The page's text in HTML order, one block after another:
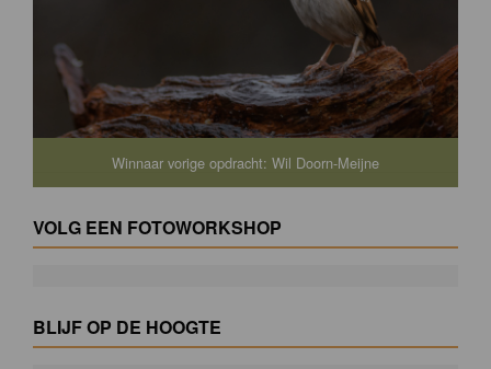
Winnaar vorige opdracht: Wil Doorn-Meijne
VOLG EEN FOTOWORKSHOP
BLIJF OP DE HOOGTE